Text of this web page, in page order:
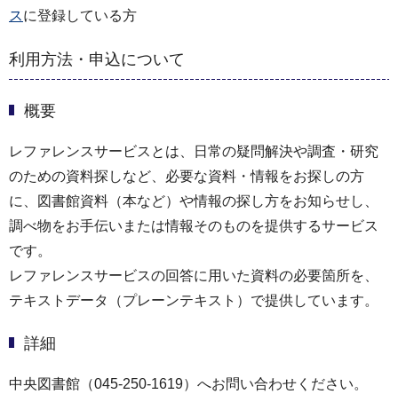
スに登録している方
利用方法・申込について
概要
レファレンスサービスとは、日常の疑問解決や調査・研究
のための資料探しなど、必要な資料・情報をお探しの方
に、図書館資料（本など）や情報の探し方をお知らせし、
調べ物をお手伝いまたは情報そのものを提供するサービス
です。
レファレンスサービスの回答に用いた資料の必要箇所を、
テキストデータ（プレーンテキスト）で提供しています。
詳細
中央図書館（045-250-1619）へお問い合わせください。